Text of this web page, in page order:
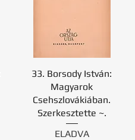
33. Borsody István:
Magyarok
Csehszlovákiában.
Szerkesztette ~.
ELADVA